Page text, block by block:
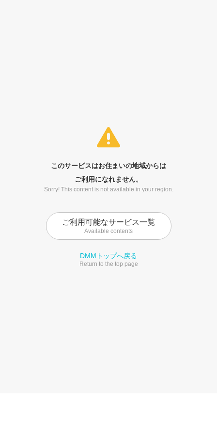
このサービスはお住まいの地域からは
ご利用になれません。
Sorry! This content is not available in your region.
ご利用可能なサービス一覧
Available contents
DMMトップへ戻る
Return to the top page